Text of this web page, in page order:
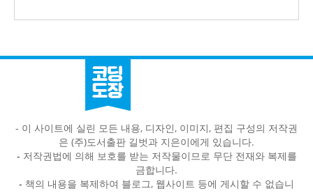
- 이 사이트에 실린 모든 내용, 디자인, 이미지, 편집 구성의 저작권
은 (주)도서출판 길벗과 지은이에게 있습니다.
- 저작권법에 의해 보호를 받는 저작물이므로 무단 전재와 복제를
금합니다.
- 책의 내용을 복제하여 블로그, 웹사이트 등에 게시할 수 없습니